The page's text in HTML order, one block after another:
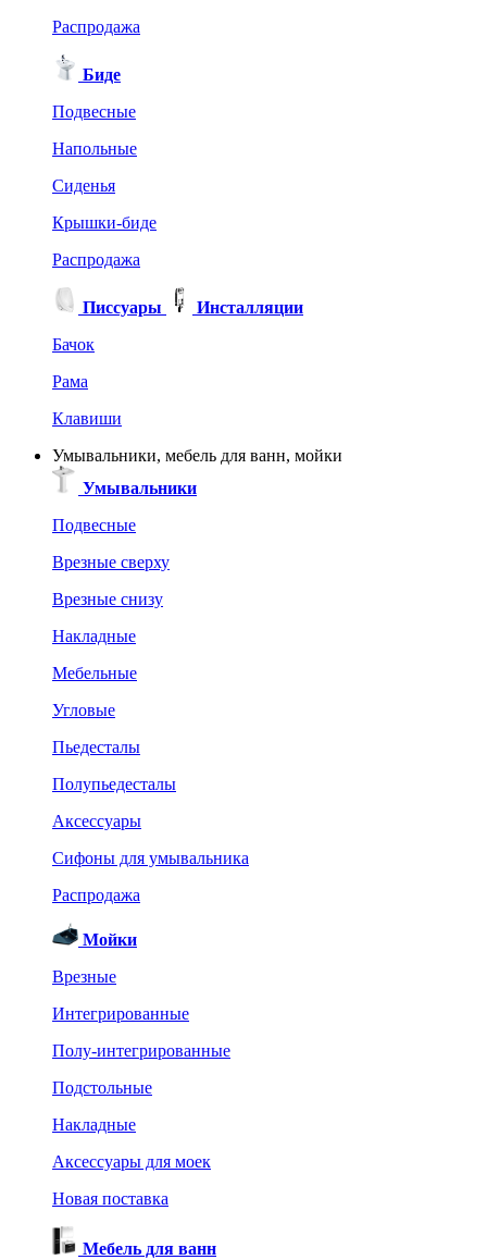
Распродажа
Биде
Подвесные
Напольные
Сиденья
Крышки-биде
Распродажа
Писсуары
Инсталляции
Бачок
Рама
Клавиши
Умывальники, мебель для ванн, мойки
Умывальники
Подвесные
Врезные сверху
Врезные снизу
Накладные
Мебельные
Угловые
Пьедесталы
Полупьедесталы
Аксессуары
Сифоны для умывальника
Распродажа
Мойки
Врезные
Интегрированные
Полу-интегрированные
Подстольные
Накладные
Аксессуары для моек
Новая поставка
Мебель для ванн